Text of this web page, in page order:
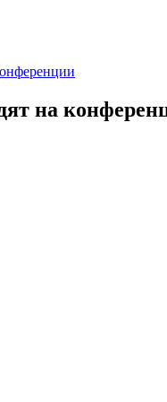
на